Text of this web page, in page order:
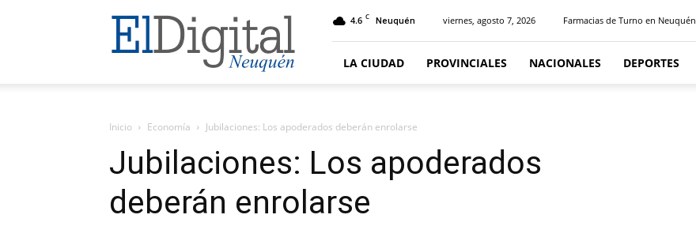
El
Digital
Neuquen
4.6 C Neuquén viernes, agosto 7, 2026 Farmacias de Turno en Neuquén
LA CIUDAD PROVINCIALES NACIONALES DEPORTES
Inicio Economía Jubilaciones: Los apoderados deberán enrolarse
Jubilaciones: Los apoderados
deberán enrolarse